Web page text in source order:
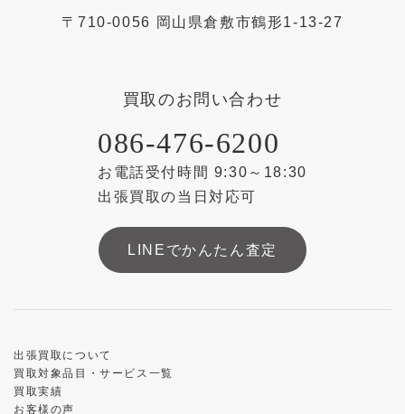
〒710-0056 岡山県倉敷市鶴形1-13-27
買取のお問い合わせ
086-476-6200
お電話受付時間 9:30～18:30
出張買取の当日対応可
LINEでかんたん査定
出張買取について
買取対象品目・サービス一覧
買取実績
お客様の声